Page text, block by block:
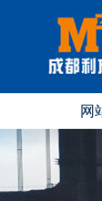
网